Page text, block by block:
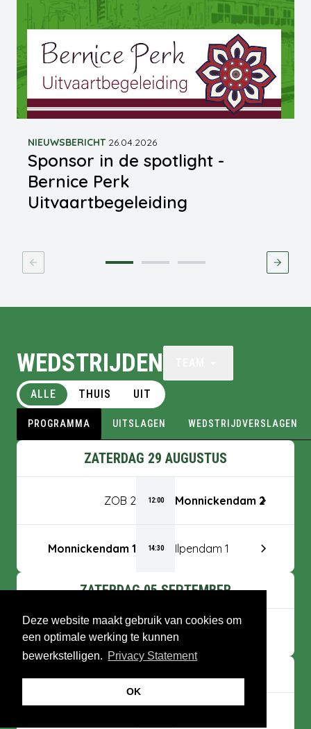
Deze website maakt gebruik van cookies om
een optimale werking te kunnen
bewerkstelligen. Privacy Statement
OK
NIEUWSBERICHT 26.04.2026
Sponsor in de spotlight -
Bernice Perk
Uitvaartbegeleiding
WEDSTRIJDEN
ALLE THUIS UIT
PROGRAMMA UITSLAGEN WEDSTRIJDVERSLAGEN
ZATERDAG 29 AUGUSTUS
ZOB 2 12:00 Monnickendam 2
Monnickendam 1 14:30 Ilpendam 1
ZATERDAG 05 SEPTEMBER
Monnickendam 2 Ilpendam 2
ZONDAG 06 SEPTEMBER